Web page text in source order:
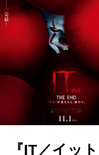
『IT／イッ